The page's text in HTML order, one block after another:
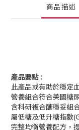
商品描述
產品要點 :
此產品或有助於穩定
營養組合符合美國糖
含科研複合醣穩妥組
屬低糖及低升糖指數
完整均衡營養配方，